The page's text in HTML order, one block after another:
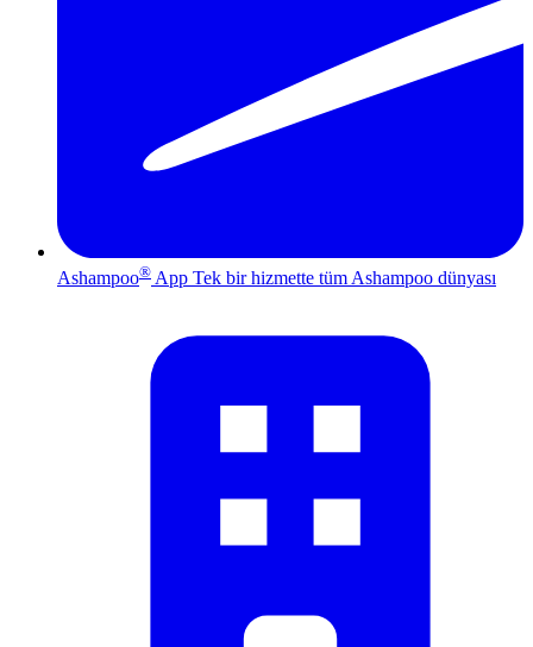
Ashampoo® App Tek bir hizmette tüm Ashampoo dünyası